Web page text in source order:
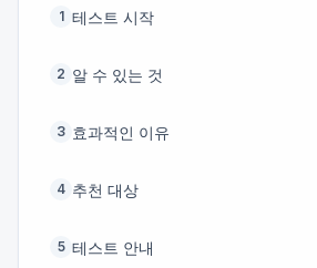
1 테스트 시작
2 알 수 있는 것
3 효과적인 이유
4 추천 대상
5 테스트 안내